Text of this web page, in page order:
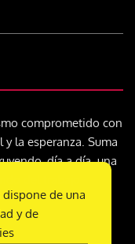
comprometido con
la esperanza. Suma
día a día, una
del trabajo
de una
y de